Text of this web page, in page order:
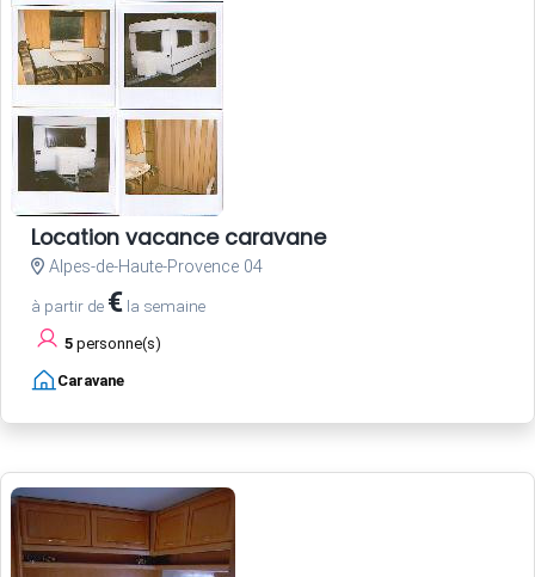
Location vacance caravane
Alpes-de-Haute-Provence 04
à partir de € la semaine
5 personne(s)
Caravane